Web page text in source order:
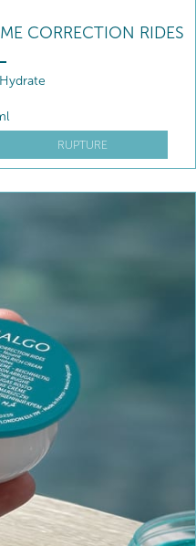
CORRECTION RIDES
RUPTURE